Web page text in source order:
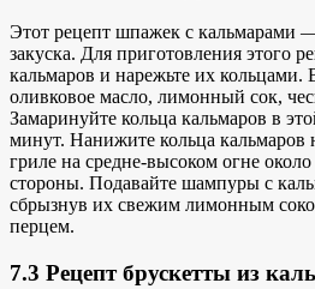
Этот рецепт шпажек с кальмарами
закуска. Для приготовления этого
кальмаров и нарежьте их кольцами.
оливковое масло, лимонный сок,
Замаринуйте кольца кальмаров в
минут. Нанижите кольца
гриле на средне-высоком огне
стороны. Подавайте шампуры с
сбрызнув их свежим лимонным
перцем.
7.3 Рецепт брускетты из